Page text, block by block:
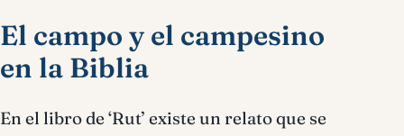
El campo y el campesino
en la Biblia
En el libro de ‘Rut’ existe un relato que se